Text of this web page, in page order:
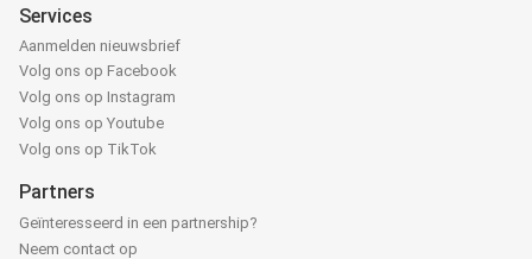
Services
Aanmelden nieuwsbrief
Volg ons op Facebook
Volg ons op Instagram
Volg ons op Youtube
Volg ons op TikTok
Partners
Geïnteresseerd in een partnership?
Neem contact op